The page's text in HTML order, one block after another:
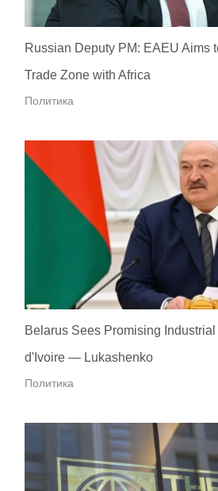
Russian Deputy PM: EAEU Aims
Trade Zone with Africa
Политика
Belarus Sees Promising
d'Ivoire — Lukashenko
Политика